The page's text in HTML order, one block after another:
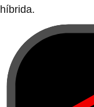
híbrida.